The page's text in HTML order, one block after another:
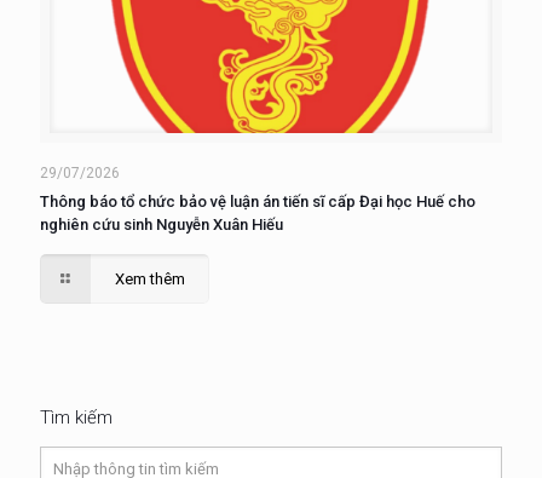
29/07/2026
Thông báo tổ chức bảo vệ luận án tiến sĩ cấp Đại học Huế cho
nghiên cứu sinh Nguyễn Xuân Hiếu
Xem thêm
Tìm kiếm